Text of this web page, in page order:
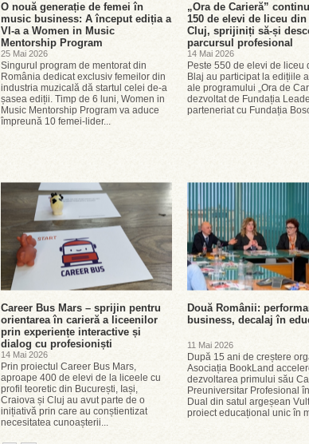
O nouă generație de femei în
music business: A început ediția a
VI-a a Women in Music
Mentorship Program
25 Mai 2026
Singurul program de mentorat din
România dedicat exclusiv femeilor din
industria muzicală dă startul celei de-a
șasea ediții. Timp de 6 luni, Women in
Music Mentorship Program va aduce
împreună 10 femei-lider...
„Ora de Carieră”
150 de elevi de liceu din
Cluj, sprijiniți să-și
parcursul profesional
14 Mai 2026
Peste 550 de elevi de liceu
Blaj au participat la edițiile
ale programului „Ora de
dezvoltat de Fundația
parteneriat cu Fundația
Career Bus Mars – sprijin pentru
orientarea în carieră a liceenilor
prin experiențe interactive și
dialog cu profesioniști
14 Mai 2026
Prin proiectul Career Bus Mars,
aproape 400 de elevi de la liceele cu
profil teoretic din București, Iași,
Craiova și Cluj au avut parte de o
inițiativă prin care au conștientizat
necesitatea cunoașterii...
Două Românii:
business, decalaj în
11 Mai 2026
După 15 ani de creștere
Asociația BookLand
dezvoltarea primului său
Preuniversitar Profesional
Dual din satul argeșean
proiect educațional unic în